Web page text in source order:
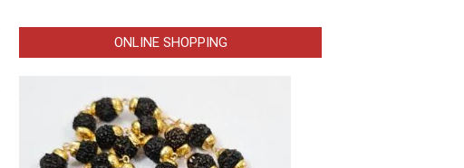
ONLINE SHOPPING